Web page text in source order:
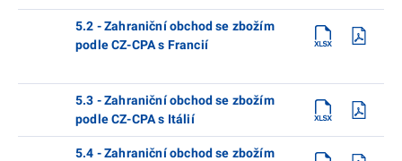
5.2 - Zahraniční obchod se zbožím
podle CZ-CPA s Francií
5.3 - Zahraniční obchod se zbožím
podle CZ-CPA s Itálií
5.4 - Zahraniční obchod se zbožím